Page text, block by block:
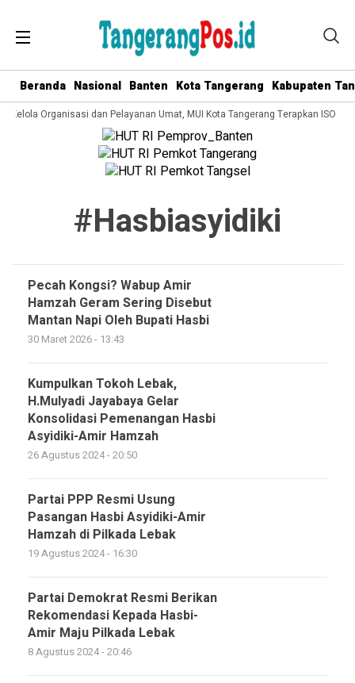
Beranda Nasional Banten Kota Tangerang Kabupaten
Kelola Organisasi dan Pelayanan Umat, MUI Kota Tangerang Terapkan ISO
#hasbiasyidiki
Pecah Kongsi? Wabup Amir
Hamzah Geram Sering Disebut
Mantan Napi Oleh Bupati Hasbi
30 Maret 2026 - 13:43
Kumpulkan Tokoh Lebak,
H.Mulyadi Jayabaya Gelar
Konsolidasi Pemenangan Hasbi
Asyidiki-Amir Hamzah
26 Agustus 2024 - 20:50
Partai PPP Resmi Usung
Pasangan Hasbi Asyidiki-Amir
Hamzah di Pilkada Lebak
19 Agustus 2024 - 16:30
Partai Demokrat Resmi Berikan
Rekomendasi Kepada Hasbi-
Amir Maju Pilkada Lebak
8 Agustus 2024 - 20:46